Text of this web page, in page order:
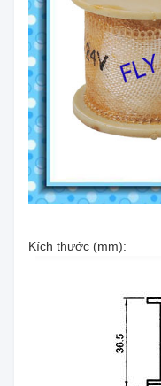
Kích thước (mm):